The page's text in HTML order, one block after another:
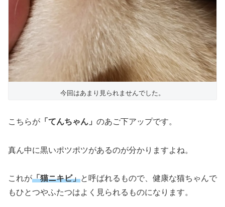
今回はあまり見られませんでした。
こちらが 「てんちゃん」 のあご下アップです。
真ん中に黒いポツポツがあるのが分かりますよね。
これが「猫ニキビ」と呼ばれるもので、健康な猫ちゃんで
もひとつやふたつはよく見られるものになります。